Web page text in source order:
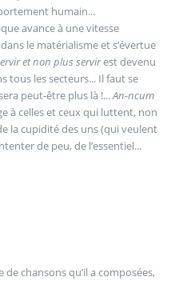
humain...
avance à une vitesse
le matérialisme et s’évertue
et non plus servirest devenu
tous les secteurs... Il faut se
peut-être plus là !...An-ncum
à celles et ceux qui luttent, non
la cupidité des uns (qui veulent
de peu, de l’essentiel...
chansons qu’il a composées,